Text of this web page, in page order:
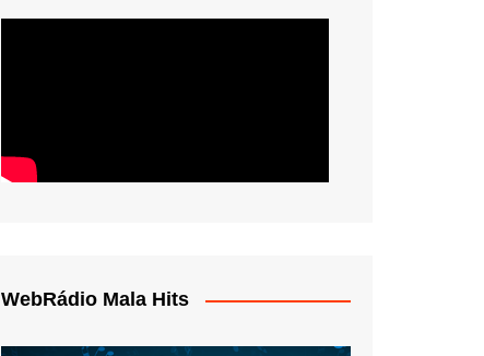
WebRádio Mala Hits